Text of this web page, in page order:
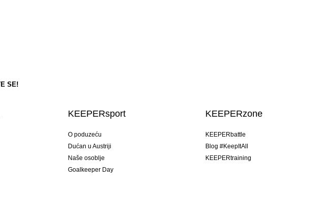
KEEPERsport
O poduzeću
Dućan u Austriji
Naše osoblje
Goalkeeper Day
KEEPERzone
KEEPERbattle
Blog #KeepItAll
KEEPERtraining